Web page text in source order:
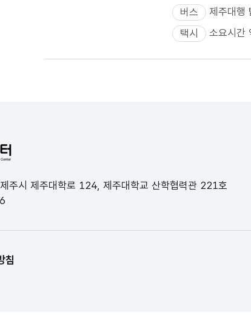
버스
제주대행
택시
소요시간
주시 제주대학로 124, 제주대학교 산학협력관 221호
침